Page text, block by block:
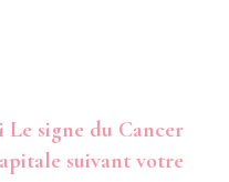
Le signe du Cancer
suivant votre